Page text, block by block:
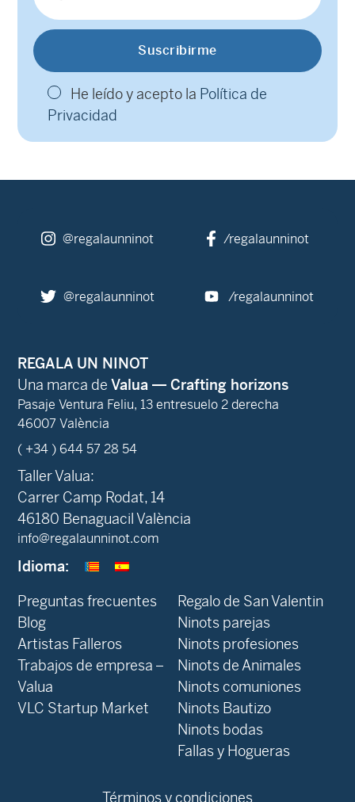
He leído y acepto la Política de
Privacidad
@regalaunninot /regalaunninot
@regalaunninot /regalaunninot
REGALA UN NINOT
Una marca de Valua — Crafting horizons
Pasaje Ventura Feliu, 13 entresuelo 2 derecha
46007 València
( +34 ) 644 57 28 54
Taller Valua:
Carrer Camp Rodat, 14
46180 Benaguacil València
info@regalaunninot.com
Idioma:
Preguntas frecuentes
Blog
Artistas Falleros
Trabajos de empresa –
Valua
VLC Startup Market
Regalo de San Valentin
Ninots parejas
Ninots profesiones
Ninots de Animales
Ninots comuniones
Ninots Bautizo
Ninots bodas
Fallas y Hogueras
Términos y condiciones